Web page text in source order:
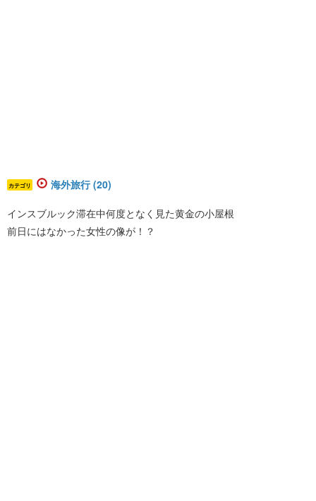
カテゴリ 海外旅行 (20)
インスブルック滞在中何度となく見た黄金の小屋根
前日にはなかった女性の像が！？